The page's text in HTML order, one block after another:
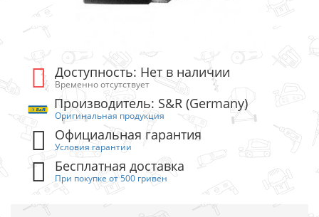
Доступность: Нет в наличии
Временно отсутствует
Производитель: S&R (Germany)
Оригинальная продукция
Официальная гарантия
Условия гарантии
Бесплатная доставка
При покупке от 500 гривен